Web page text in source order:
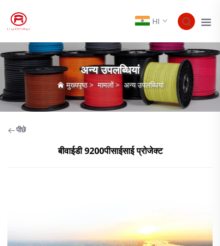
HI
अन्य उपलब्धियां
मुख्यपृष्ठ>मामलों>अन्य उपलब्धियां
पीछे
बीवाईडी 9200पीसाईसाई प्रोजेक्ट